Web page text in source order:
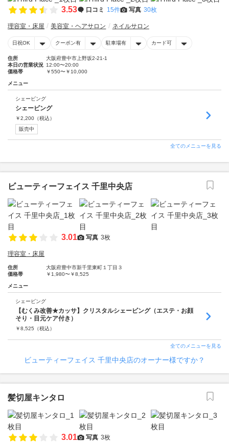
3.53 口コミ 15件 写真 30枚
理容室・床屋 美容室・ヘアサロン ネイルサロン
日祝OK クーポン有 駐車場有 カード可
住所
大阪府豊中市上野坂2-21-1
本日の営業状況 12:00〜20:00
価格帯
￥550〜￥10,000
メニュー
シェービング
シェービング
￥2,200 （税込）
販売中
全てのメニューを見る
ビューティーフェイス 千里中央店
3.01 写真 3枚
理容室・床屋
住所
大阪府豊中市新千里東町１丁目３
価格帯
￥1,980〜￥8,525
メニュー
シェービング
【むくみ改善★カッサ】クリスタルシェービング（エステ・お顔
そり・目元ケア付き）
￥8,525 （税込）
全てのメニューを見る
ビューティーフェイス 千里中央店のオーナー様ですか？
髪切屋キンタロ
3.01 写真 3枚